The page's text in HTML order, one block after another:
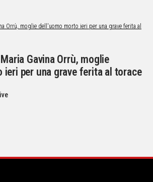
Gavina Orrù, moglie
per una grave ferita al torace